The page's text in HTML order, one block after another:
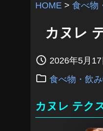
HOME > 食べ物
カヌレ
2026年5月17
食べ物・飲
カヌレ テク